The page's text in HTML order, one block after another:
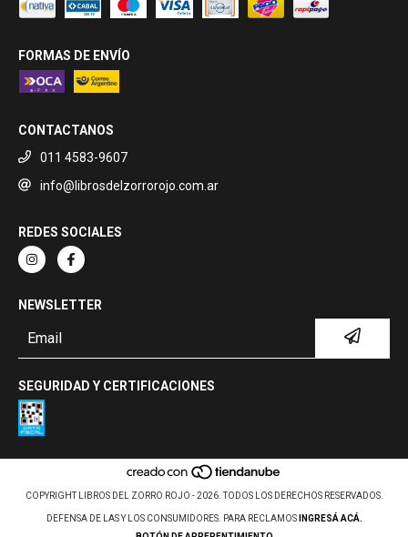
FORMAS DE ENVÍO
CONTACTANOS
011 4583-9607
info@librosdelzorrorojo.com.ar
REDES SOCIALES
NEWSLETTER
SEGURIDAD Y CERTIFICACIONES
COPYRIGHT LIBROS DEL ZORRO ROJO - 2026. TODOS LOS DERECHOS RESERVADOS.
DEFENSA DE LAS Y LOS CONSUMIDORES. PARA RECLAMOS
INGRESÁ ACÁ.